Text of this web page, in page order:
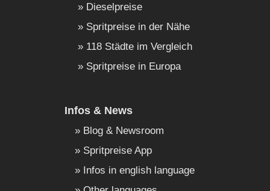
Dieselpreise
Spritpreise in der Nähe
118 Städte im Vergleich
Spritpreise in Europa
Infos & News
Blog & Newsroom
Spritpreise App
Infos in english language